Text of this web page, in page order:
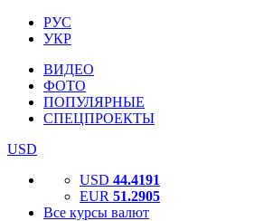
РУС
УКР
ВИДЕО
ФОТО
ПОПУЛЯРНЫЕ
СПЕЦПРОЕКТЫ
USD
USD 44.4191
EUR 51.2905
Все курсы валют